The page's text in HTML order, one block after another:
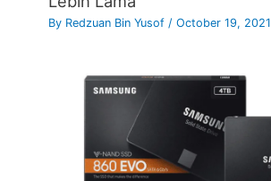
By Redzuan Bin Yusof/October 19, 2021